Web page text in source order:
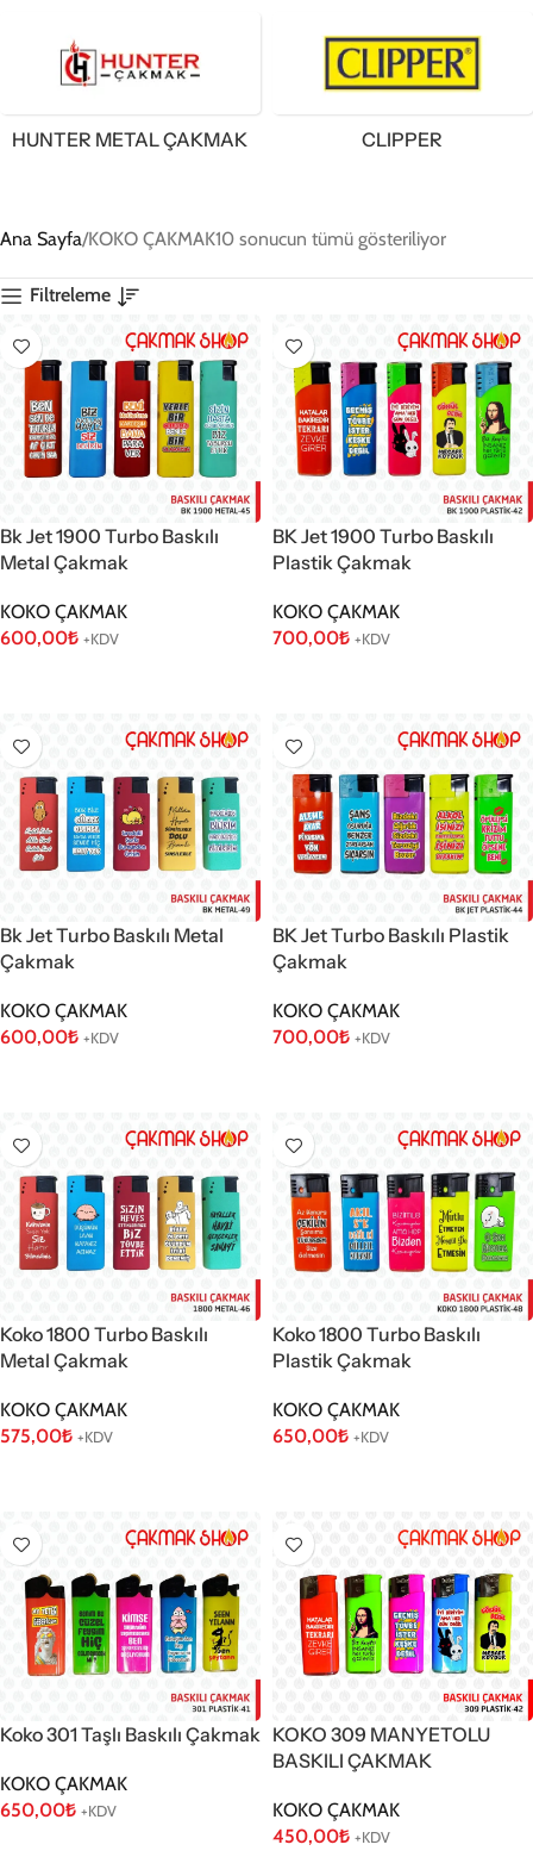
HUNTER METAL ÇAKMAK CLIPPER
Ana Sayfa KOKO ÇAKMAK10 sonucun tümü gösteriliyor
Filtreleme
Bk Jet 1900 Turbo Baskılı
Metal Çakmak
KOKO ÇAKMAK
600,00₺ +KDV
BK Jet 1900 Turbo Baskılı
Plastik Çakmak
KOKO ÇAKMAK
700,00₺ +KDV
Bk Jet Turbo Baskılı Metal
Çakmak
KOKO ÇAKMAK
600,00₺ +KDV
BK Jet Turbo Baskılı Plastik
Çakmak
KOKO ÇAKMAK
700,00₺ +KDV
Koko 1800 Turbo Baskılı
Metal Çakmak
KOKO ÇAKMAK
575,00₺ +KDV
Koko 1800 Turbo Baskılı
Plastik Çakmak
KOKO ÇAKMAK
650,00₺ +KDV
Koko 301 Taşlı Baskılı Çakmak
KOKO ÇAKMAK
650,00₺ +KDV
KOKO 309 MANYETOLU
BASKILI ÇAKMAK
KOKO ÇAKMAK
450,00₺ +KDV